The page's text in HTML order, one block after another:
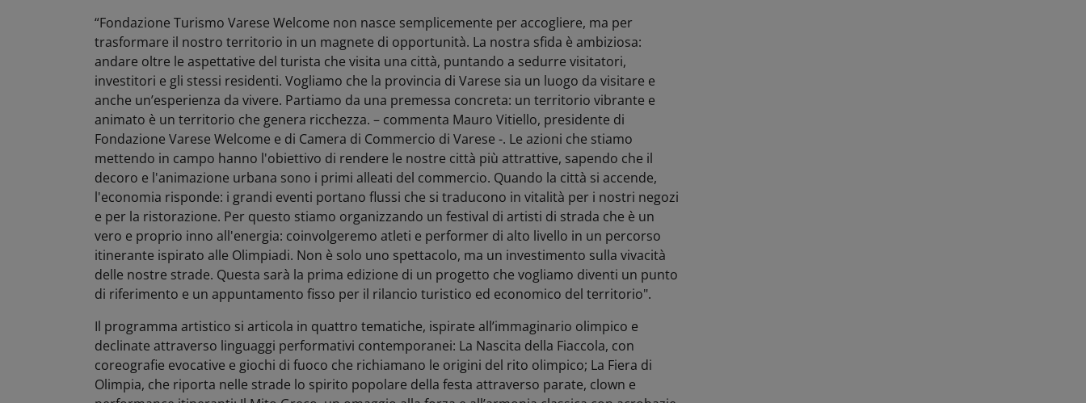
“Fondazione Turismo Varese Welcome non nasce semplicemente per accogliere, ma per
trasformare il nostro territorio in un magnete di opportunità. La nostra sfida è ambiziosa:
andare oltre le aspettative del turista che visita una città, puntando a sedurre visitatori,
investitori e gli stessi residenti. Vogliamo che la provincia di Varese sia un luogo da visitare e
anche un’esperienza da vivere. Partiamo da una premessa concreta: un territorio vibrante e
animato è un territorio che genera ricchezza. – commenta Mauro Vitiello, presidente di
Fondazione Varese Welcome e di Camera di Commercio di Varese -. Le azioni che stiamo
mettendo in campo hanno l'obiettivo di rendere le nostre città più attrattive, sapendo che il
decoro e l'animazione urbana sono i primi alleati del commercio. Quando la città si accende,
l'economia risponde: i grandi eventi portano flussi che si traducono in vitalità per i nostri negozi
e per la ristorazione. Per questo stiamo organizzando un festival di artisti di strada che è un
vero e proprio inno all'energia: coinvolgeremo atleti e performer di alto livello in un percorso
itinerante ispirato alle Olimpiadi. Non è solo uno spettacolo, ma un investimento sulla vivacità
delle nostre strade. Questa sarà la prima edizione di un progetto che vogliamo diventi un punto
di riferimento e un appuntamento fisso per il rilancio turistico ed economico del territorio".
Il programma artistico si articola in quattro tematiche, ispirate all’immaginario olimpico e
declinate attraverso linguaggi performativi contemporanei: La Nascita della Fiaccola, con
coreografie evocative e giochi di fuoco che richiamano le origini del rito olimpico; La Fiera di
Olimpia, che riporta nelle strade lo spirito popolare della festa attraverso parate, clown e